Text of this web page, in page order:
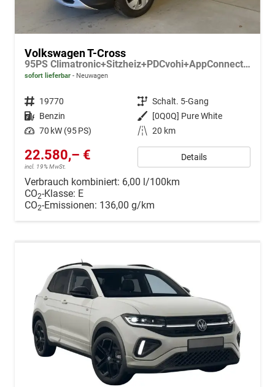
Volkswagen T-Cross
95PS Climatronic+Sitzheiz+PDCvohi+AppConnect+Side+TravelAssist+ACC
sofort lieferbar Neuwagen
Fahrzeugnr. 19770 Getriebe Schalt. 5-Gang
Kraftstoff Benzin Außenfarbe
[0Q0Q] Pure White
Leistung 70 kW (95 PS) Kilometerstand 20 km
22.580,– €
incl. 19% MwSt.
Details
Verbrauch kombiniert: 6,00 l/100km
CO2-Klasse: E
CO2-Emissionen: 136,00 g/km